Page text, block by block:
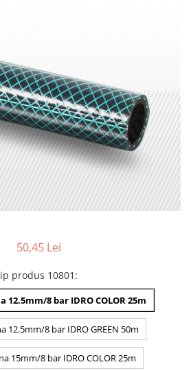
50,45 Lei
produs 10801 :
8 bar IDRO COLOR 25m
12.5mm/8 bar IDRO GREEN 50m
15mm/8 bar IDRO COLOR 25m